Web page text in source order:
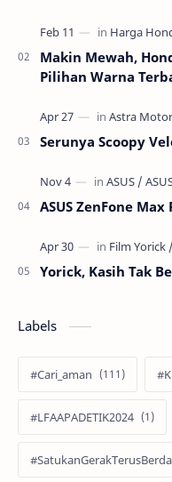
per…
Makin Mewah,
Pilihan Warna
Serunya Scoopy
ASUS ZenFone
Yorick, Kasih Tak
Labels
#Cari_aman
#LFAAPADETIK2024